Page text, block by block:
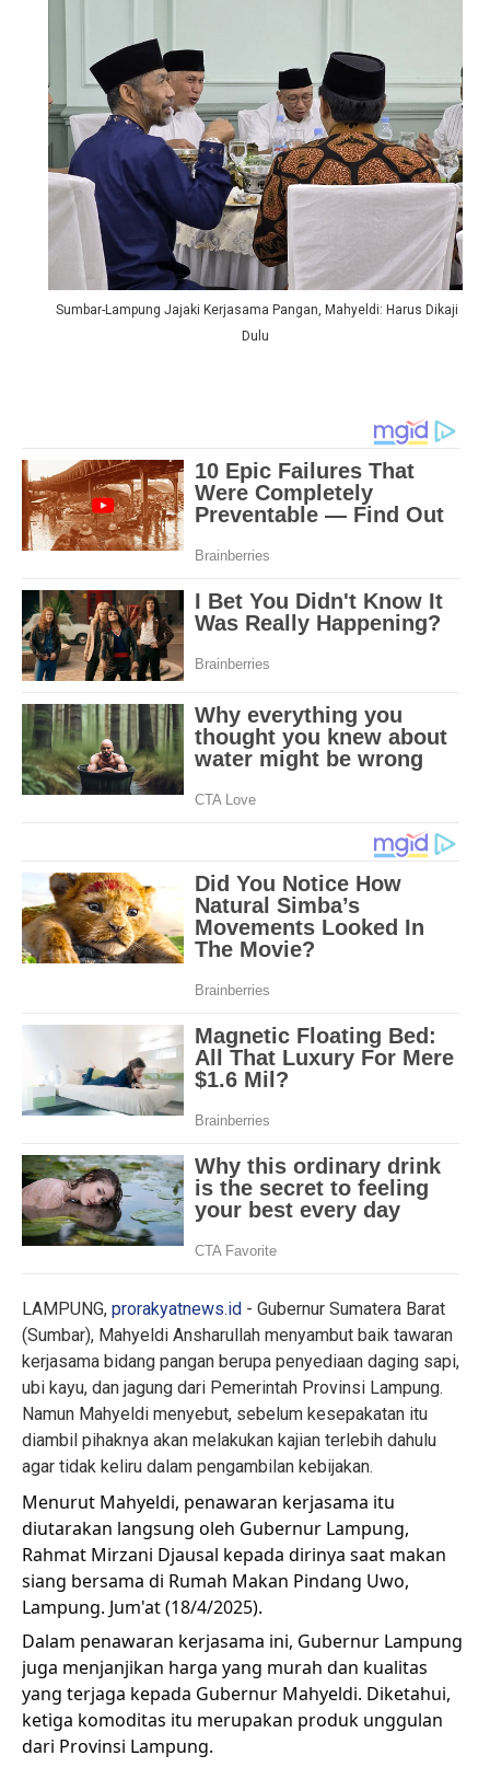
Sumbar-Lampung Jajaki Kerjasama Pangan, Mahyeldi: Harus Dikaji
Dulu
LAMPUNG,prorakyatnews.id - Gubernur Sumatera Barat
(Sumbar), Mahyeldi Ansharullah menyambut baik tawaran
kerjasama bidang pangan berupa penyediaan daging sapi,
ubi kayu, dan jagung dari Pemerintah Provinsi Lampung.
Namun Mahyeldi menyebut, sebelum kesepakatan itu
diambil pihaknya akan melakukan kajian terlebih dahulu
agar tidak keliru dalam pengambilan kebijakan.
Menurut Mahyeldi, penawaran kerjasama itu
diutarakan langsung oleh Gubernur Lampung,
Rahmat Mirzani Djausal kepada dirinya saat makan
siang bersama di Rumah Makan Pindang Uwo,
Lampung. Jum'at (18/4/2025).
Dalam penawaran kerjasama ini, Gubernur Lampung
juga menjanjikan harga yang murah dan kualitas
yang terjaga kepada Gubernur Mahyeldi. Diketahui,
ketiga komoditas itu merupakan produk unggulan
dari Provinsi Lampung.